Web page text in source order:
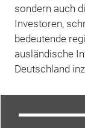
sondern auch
Investoren,
bedeutende
ausländische
Deutschland